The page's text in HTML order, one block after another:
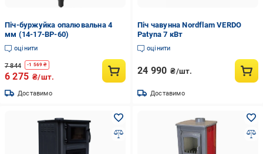
Піч-буржуйка опалювальна 4
мм (14-17-BP-60)
оцінити
7 844 -1 569 ₴
6 275 ₴/шт.
Доставимо
Піч чавунна Nordflam VERDO
Patyna 7 кВт
оцінити
24 990 ₴/шт.
Доставимо